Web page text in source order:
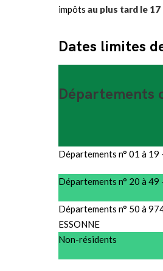
impôts au plus tard le 17
Dates limites
Départements
Départements n° 01 à 19
Départements n° 20 à 49
Départements n° 50 à
ESSONNE
Non-résidents